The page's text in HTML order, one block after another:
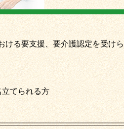
ける要支援、要介護認定を受けら
てられる方